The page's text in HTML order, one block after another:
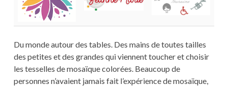
Du monde autour des tables. Des mains de toutes tailles
des petites et des grandes qui viennent toucher et choisir
les tesselles de mosaïque colorées. Beaucoup de
personnes n’avaient jamais fait l’expérience de mosaïque,